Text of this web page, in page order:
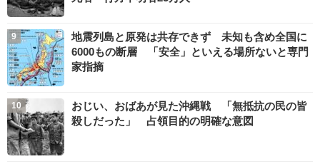
地震列島と原発は共存できず 未知も含め全国に
6000もの断層 「安全」といえる場所ないと専門
家指摘
おじい、おばあが見た沖縄戦 「無抵抗の民の皆
殺しだった」 占領目的の明確な意図